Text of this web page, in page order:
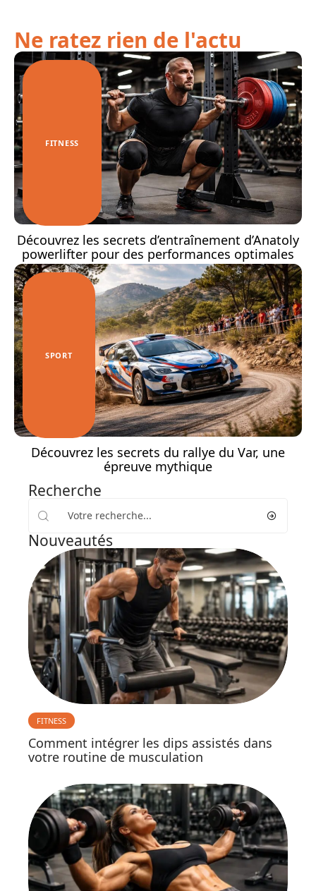
Ne ratez rien de l'actu
FITNESS
Découvrez les secrets d’entraînement d’Anatoly
powerlifter pour des performances optimales
SPORT
Découvrez les secrets du rallye du Var, une
épreuve mythique
Recherche
Nouveautés
FITNESS
Comment intégrer les dips assistés dans
votre routine de musculation